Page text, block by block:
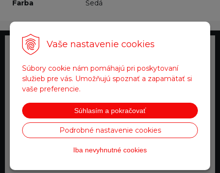
Vaše nastavenie cookies
Súbory cookie nám pomáhajú pri poskytovaní
služieb pre vás. Umožňujú spoznať a zapamätať si
vaše preferencie.
Súhlasím a pokračovať
Podrobné nastavenie cookies
Iba nevyhnutné cookies
Farba Šedá
Doprava zadarmo
pre objednávky nad 200 €
Tovar na sklade
expedujeme do 24 hod.